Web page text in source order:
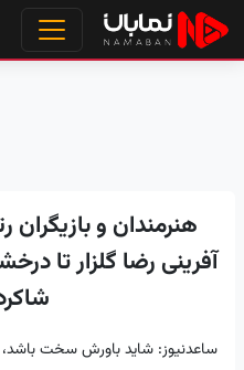
هنرمندان و بازیگران
آفرینی رضا گلزار تا
ساعدنیوز: شاید باورش سخت باشد،